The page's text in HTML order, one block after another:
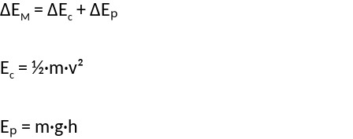
ΔE M = ΔEc + ΔEₚ
Ec = ½·m·v²
Eₚ = m·g·h